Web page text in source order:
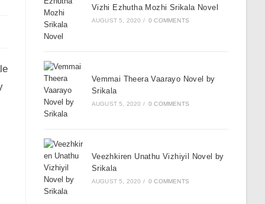
Vizhi Ezhutha Mozhi Srikala Novel
AUGUST 5, 2020 / 0 COMMENTS
Vemmai Theera Vaarayo Novel by
Srikala
AUGUST 5, 2020 / 0 COMMENTS
Veezhkiren Unathu Vizhiyil Novel by
Srikala
AUGUST 5, 2020 / 0 COMMENTS